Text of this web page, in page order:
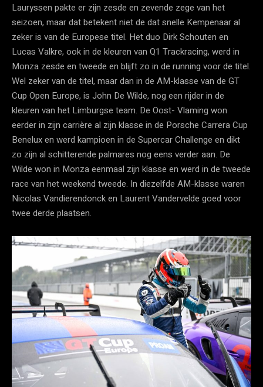
Lauryssen pakte er zijn zesde en zevende zege van het
seizoen, maar dat betekent niet de dat snelle Kempenaar al
zeker is van de Europese titel. Het duo Dirk Schouten en
Lucas Valkre, ook in de kleuren van Q1 Trackracing, werd in
Monza zesde en tweede en blijft zo in de running voor de titel.
Wel zeker van de titel, maar dan in de AM-klasse van de GT
Cup Open Europe, is John De Wilde, nog een rijder in de
kleuren van het Limburgse team. De Oost- Vlaming won
eerder in zijn carrière al zijn klasse in de Porsche Carrera Cup
Benelux en werd kampioen in de Supercar Challenge en dikt
zo zijn al schitterende palmares nog eens verder aan. De
Wilde won in Monza eenmaal zijn klasse en werd in de tweede
race van het weekend tweede. In diezelfde AM-klasse waren
Nicolas Vandierendonck en Laurent Vandervelde goed voor
twee derde plaatsen.